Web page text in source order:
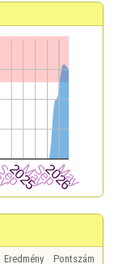
Eredmény
Pontszám